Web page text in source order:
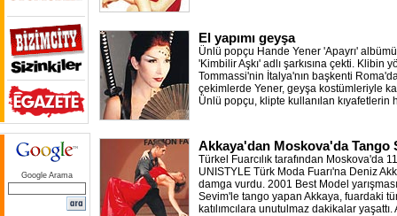
Google Arama
El yapımı geyşa
Ünlü popçu Hande Yener 'Apayrı'
'Kimbilir Aşkı' adlı şarkısına çekti. Klibin
Tommassi'nin İtalya'nın başkenti
çekimlerde Yener, geyşa kostümleriyle
Ünlü popçu, klipte kullanılan kıyafetlerin
Akkaya'dan Moskova'da Tango
Türkel Fuarcılık tarafından Moskova'da
UNISTYLE Türk Moda Fuarı'na Deniz
damga vurdu. 2001 Best Model
Sevim'le tango yapan Akkaya, fuardaki
katılımcılara unutulmaz dakikalar yaşattı.